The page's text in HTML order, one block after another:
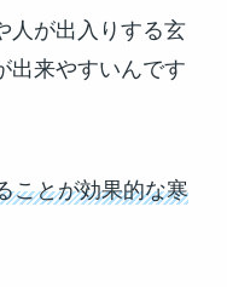
人が出入りする玄
出来やすいんです
ことが効果的な寒